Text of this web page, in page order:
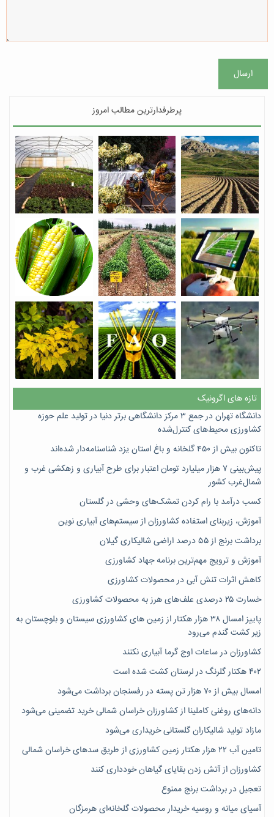
ارسال
پرطرفدارترین مطالب امروز
تازه های اگرونیک
دانشگاه تهران در جمع ۳ مرکز دانشگاهی برتر دنیا در تولید علم حوزه
کشاورزی محیط‌های کنترل‌شده
تاکنون بیش از ۴۵۰ گلخانه و باغ استان یزد شناسنامه‌دار شده‌اند
پیش‌بینی ۷‌ هزار میلیارد تومان اعتبار برای طرح آبیاری و زهکشی غرب و
شمال‌غرب کشور
کسب درآمد با رام کردن تمشک‌های وحشی در گلستان
آموزش، زیربنای استفاده کشاورزان از سیستم‌های آبیاری نوین
برداشت برنج از ۵۵ درصد اراضی شالیکاری گیلان
آموزش و ترویج مهم‌ترین برنامه جهاد کشاورزی
کاهش اثرات تنش آبی در محصولات کشاورزی
خسارت ۲۵ درصدی علف‌های هرز به محصولات کشاورزی
پاییز امسال ۳۸ هزار هکتار از زمین های کشاورزی سیستان و بلوچستان به
زیر کشت گندم می‌رود
کشاورزان در ساعات اوج گرما آبیاری نکنند
۴۰۲ هکتار گلرنگ در لرستان کشت شده است
امسال بیش از ۷۰ هزار تن پسته در رفسنجان برداشت می‌شود
دانه‌های روغنی کاملینا از کشاورزان خراسان شمالی خرید تضمینی می‌شود
مازاد تولید شالیکاران گلستانی خریداری می‌شود
تامین آب ۲۲ هزار هکتار زمین کشاورزی از طریق سدهای خراسان شمالی
کشاورزان از آتش زدن بقایای گیاهان خودداری کنند
تعجیل در برداشت برنج ممنوع
آسیای میانه و روسیه خریدار محصولات گلخانه‌ای هرمزگان